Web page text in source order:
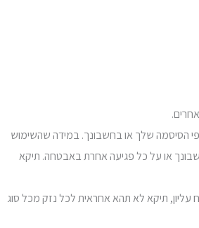
פי הסיסמה שלך או בחשבונך. במידה שהשימוש
או על כל פגיעה אחרת באבטחה. תיקא
עליון, תיקא לא תהא אחראית לכל נזק מכל סוג